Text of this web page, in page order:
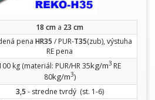
18 cm a 23 cm
pena HR35 / PUR-T35(zub), výstuha
RE pena
kg (materiál: PUR/HR 35kg/m3 RE
80kg/m3)
3,5 - stredne tvrdý (st. 1-6)